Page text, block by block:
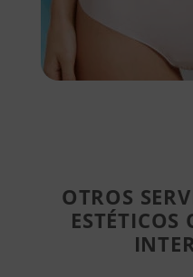
OTROS